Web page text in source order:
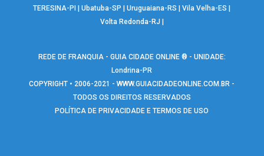
TERESINA-PI
|Ubatuba-SP |Uruguaiana-RS |Vila Velha-ES
Volta Redonda-RJ
REDE DE FRANQUIA - GUIA CIDADE ONLINE ® - UNIDADE:
Londrina-PR
COPYRIGHT • 2006-2021 -WWW.GUIACIDADEONLINE.COM.BR -
TODOS OS DIREITOS RESERVADOS
POLÍTICA DE PRIVACIDADE E TERMOS DE USO